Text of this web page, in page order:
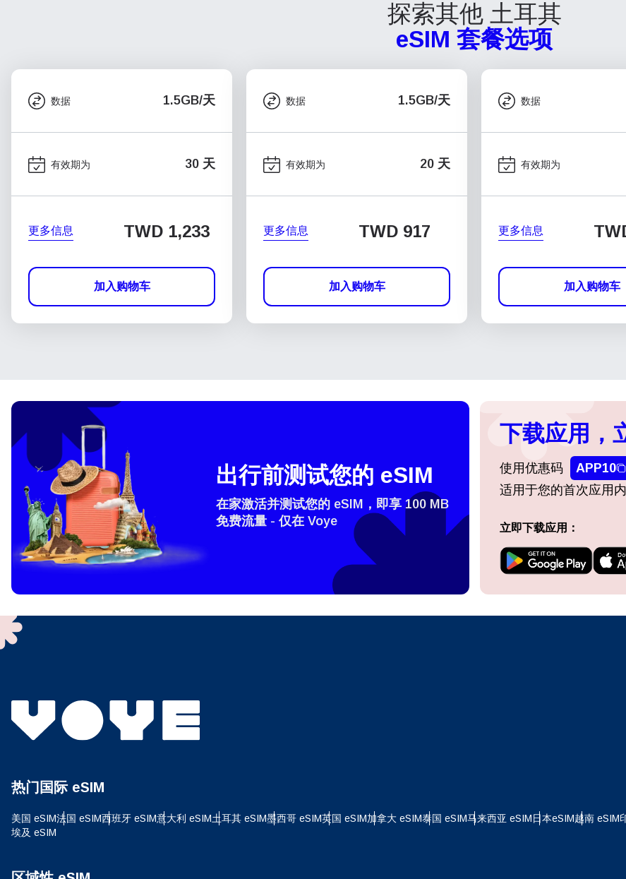
探索其他 土耳其
eSIM 套餐选项
数据 1.5GB/天
有效期为 30 天
更多信息 TWD 1,233
加入购物车
数据 1.5GB/天
有效期为 20 天
更多信息 TWD 917
加入购物车
数据
有效期为
更多信息
加入购物车
How do I get my eSim?
To get your eSIM, start by checking if your device supports eSIM
They will provide you with a QR code or activation details that you
出行前测试您的 eSIM
在家激活并测试您的 eSIM，即享 100 MB
免费流量 - 仅在 Voye
下载应用，
使用优惠码
APP10
适用于您的首次应用内
立即下载应用：
热门国际 eSIM
美国 eSIM法国 eSIM西班牙 eSIM意大利 eSIM土耳其 eSIM墨西哥 eSIM英国 eSIM加拿大 eSIM泰国 eSIM马来西亚 eSIM日本eSIM越南 eSIM
埃及 eSIM
登录或注册